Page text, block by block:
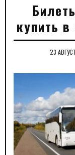
купить
23